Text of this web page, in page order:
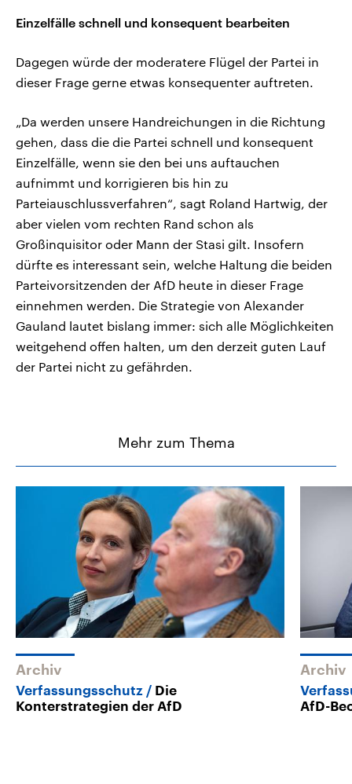
Einzelfälle schnell und konsequent bearbeiten
Dagegen würde der moderatere Flügel der Partei in
dieser Frage gerne etwas konsequenter auftreten.
„Da werden unsere Handreichungen in die Richtung
gehen, dass die die Partei schnell und konsequent
Einzelfälle, wenn sie den bei uns auftauchen
aufnimmt und korrigieren bis hin zu
Parteiauschlussverfahren“, sagt Roland Hartwig, der
aber vielen vom rechten Rand schon als
Großinquisitor oder Mann der Stasi gilt. Insofern
dürfte es interessant sein, welche Haltung die beiden
Parteivorsitzenden der AfD heute in dieser Frage
einnehmen werden. Die Strategie von Alexander
Gauland lautet bislang immer: sich alle Möglichkeiten
weitgehend offen halten, um den derzeit guten Lauf
der Partei nicht zu gefährden.
Mehr zum Thema
Archiv
Verfassungsschutz
Die
Konterstrategien der AfD
Archiv
AfD-